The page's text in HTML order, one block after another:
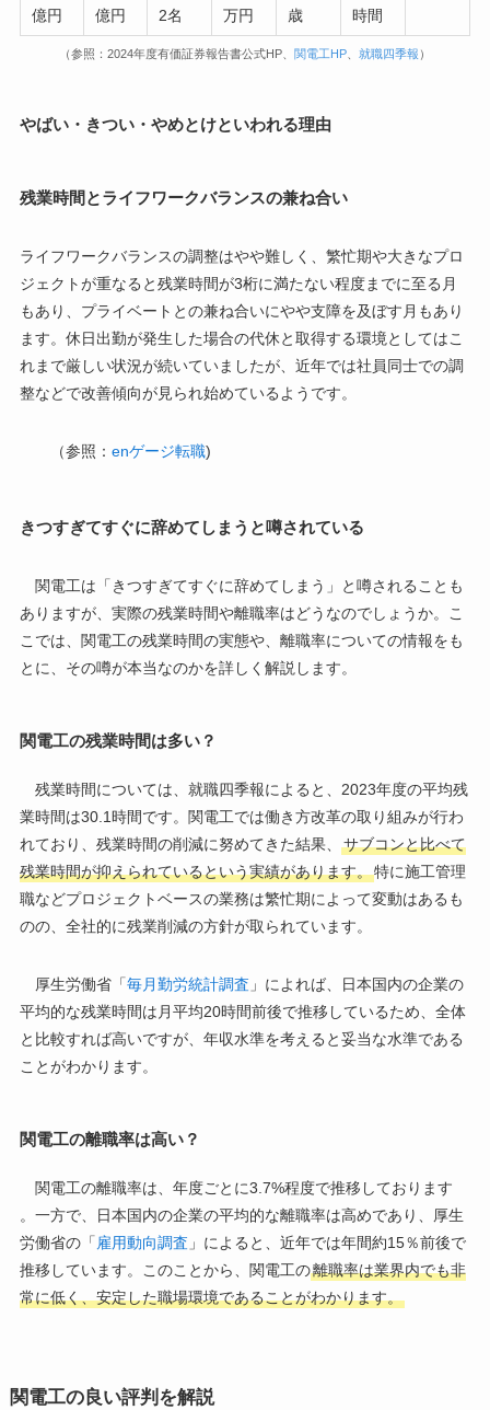
億円
億円
2名
万円
歳
時間
（参照：2024年度有価証券報告書公式HP、 関電工HP 就職四季報 ）
やばい・きつい・やめとけといわれる理由
残業時間とライフワークバランスの兼ね合い
ライフワークバランスの調整はやや難しく、繁忙期や大きなプロ
ジェクトが重なると残業時間が3桁に満たない程度までに至る月
もあり、プライベートとの兼ね合いにやや支障を及ぼす月もあり
ます。休日出勤が発生した場合の代休と取得する環境としてはこ
れまで厳しい状況が続いていましたが、近年では社員同士での調
整などで改善傾向が見られ始めているようです。
（参照： enゲージ転職)
きつすぎてすぐに辞めてしまうと噂されている
関電工は「きつすぎてすぐに辞めてしまう」と噂されることも
ありますが、実際の残業時間や離職率はどうなのでしょうか。こ
こでは、関電工の残業時間の実態や、離職率についての情報をも
とに、その噂が本当なのかを詳しく解説します。
関電工の残業時間は多い？
残業時間については、就職四季報によると、2023年度の平均残
業時間は30.1時間です。関電工では働き方改革の取り組みが行わ
れており、残業時間の削減に努めてきた結果、
サブコンと比べて
残業時間が抑えられているという実績があります。特に施工管理
職などプロジェクトベースの業務は繁忙期によって変動はあるも
のの、全社的に残業削減の方針が取られています。
厚生労働省「毎月勤労統計調査 」によれば、日本国内の企業の
平均的な残業時間は月平均20時間前後で推移しているため、全体
と比較すれば高いですが、年収水準を考えると妥当な水準である
ことがわかります。
関電工の離職率は高い？
関電工の離職率は、年度ごとに3.7%程度で推移しております
。一方で、日本国内の企業の平均的な離職率は高めであり、厚生
労働省の「 雇用動向調査 」によると、近年では年間約15％前後で
推移しています。このことから、関電工の離職率は業界内でも非
常に低く、安定した職場環境であることがわかります。
関電工の良い評判を解説